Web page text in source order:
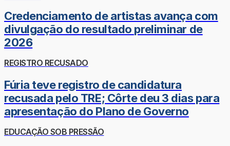
Credenciamento de artistas avança com
divulgação do resultado preliminar de
2026
REGISTRO RECUSADO
Fúria teve registro de candidatura
recusada pelo TRE; Côrte deu 3 dias para
apresentação do Plano de Governo
EDUCAÇÃO SOB PRESSÃO